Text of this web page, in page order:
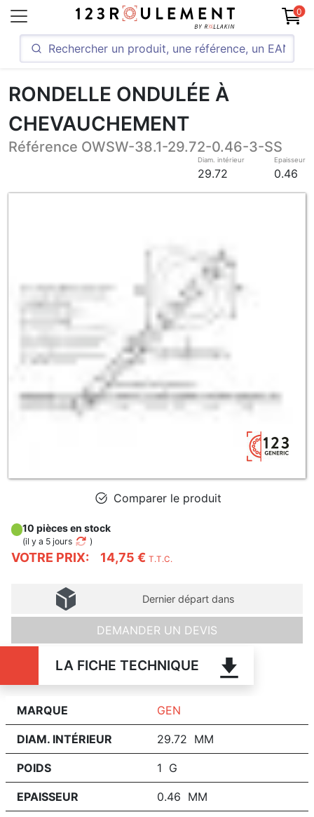
0
RONDELLE ONDULÉE À
CHEVAUCHEMENT
Référence OWSW-38.1-29.72-0.46-3-SS
Diam. intérieur
29.72
Epaisseur
0.46
Comparer le produit
VOTRE PRIX: 14,75 € T.T.C.
10 pièces en stock
(il y a 5 jours )
Dernier départ dans
DEMANDER UN DEVIS
LA FICHE TECHNIQUE
MARQUE GEN
DIAM. INTÉRIEUR 29.72 MM
POIDS 1 G
EPAISSEUR 0.46 MM